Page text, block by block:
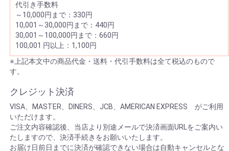
代引き手数料
～10,000円まで：330円
10,001～30,000円まで：440円
30,001～100,000円まで：660円
100,001 円以上：1,100円
※上記本文中の商品代金・送料・代引手数料は全て税込のもので
す。
クレジット決済
VISA、MASTER、DINERS、JCB、AMERICAN EXPRESS がご利用
いただけます。
ご注文内容確認後、当店より別途メールで決済画面URLをご案内い
たしますので、決済手続きをお願いいたします。
お届け日前日までに決済が確認できない場合は自動キャンセルとな